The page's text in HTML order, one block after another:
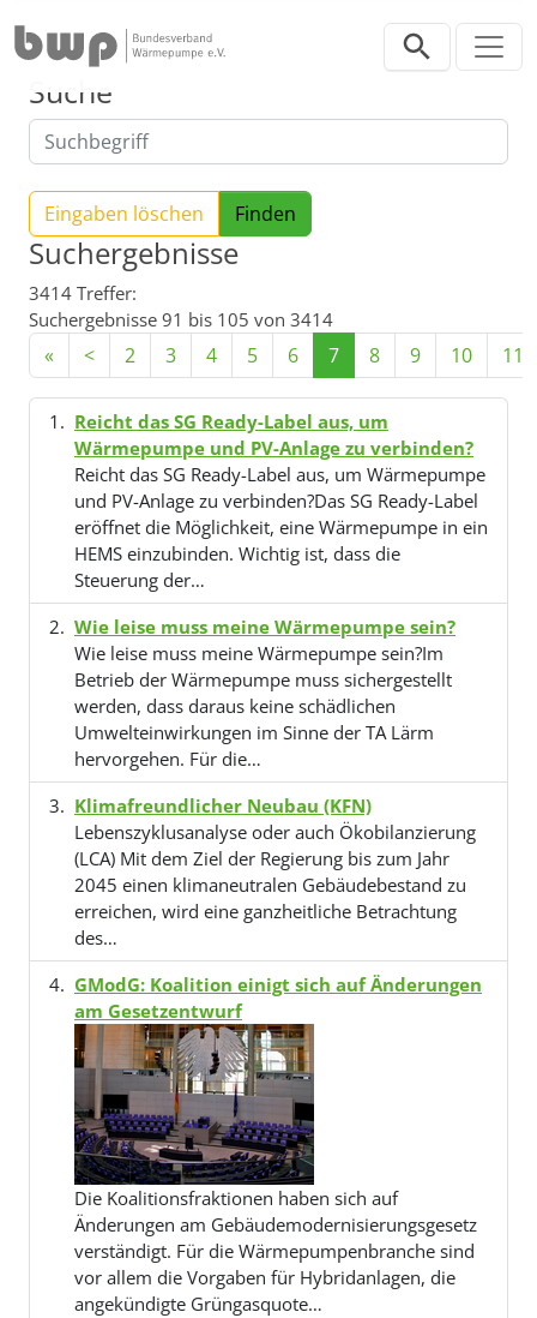
Suche
Eingaben löschen
Suchergebnisse
3414 Treffer:
Suchergebnisse 91 bis 105 von 3414
« < 2 3 4 5 6 7 8 9 10 11
Reicht das SG Ready-Label aus, um
Wärmepumpe und PV-Anlage zu verbinden?
Reicht das SG Ready-Label aus, um Wärmepumpe
und PV-Anlage zu verbinden?Das SG Ready-Label
eröffnet die Möglichkeit, eine Wärmepumpe in ein
HEMS einzubinden. Wichtig ist, dass die
Steuerung der…
Wie leise muss meine Wärmepumpe sein?
Wie leise muss meine Wärmepumpe sein?Im
Betrieb der Wärmepumpe muss sichergestellt
werden, dass daraus keine schädlichen
Umwelteinwirkungen im Sinne der TA Lärm
hervorgehen. Für die…
Klimafreundlicher Neubau (KFN)
Lebenszyklusanalyse oder auch Ökobilanzierung
(LCA) Mit dem Ziel der Regierung bis zum Jahr
2045 einen klimaneutralen Gebäudebestand zu
erreichen, wird eine ganzheitliche Betrachtung
des…
GModG: Koalition einigt sich auf Änderungen
am Gesetzentwurf
Die Koalitionsfraktionen haben sich auf
Änderungen am Gebäudemodernisierungsgesetz
verständigt. Für die Wärmepumpenbranche sind
vor allem die Vorgaben für Hybridanlagen, die
angekündigte Grüngasquote…